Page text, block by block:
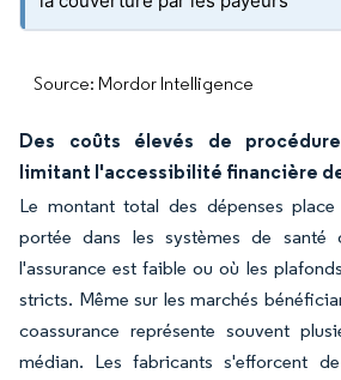
Source: Mordor Intelligence
Des coûts élevés de
limitant l'accessibilité financière
Le montant total des dépenses
portée dans les systèmes de santé
l'assurance est faible ou où les
stricts. Même sur les marchés
coassurance représente souvent
médian. Les fabricants s'efforcent